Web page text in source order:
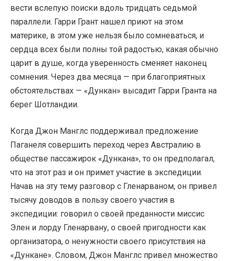
вести вслепую поиски вдоль тридцать седьмой
параллели. Гарри Грант нашел приют на этом
материке, в этом уже нельзя было сомневаться, и
сердца всех были полны той радостью, какая обычно
царит в душе, когда уверенность сменяет наконец
сомнения. Через два месяца — при благоприятных
обстоятельствах — «Дункан» высадит Гарри Гранта на
берег Шотландии.
Когда Джон Манглс поддерживал предложение
Паганеля совершить переход через Австралию в
обществе пассажирок «Дункана», то он предполагал,
что на этот раз и он примет участие в экспедиции.
Начав на эту тему разговор с Гленарваном, он привел
тысячу доводов в пользу своего участия в
экспедиции: говорил о своей преданности миссис
Элен и лорду Гленарвану, о своей пригодности как
организатора, о ненужности своего присутствия на
«Дункане». Словом, Джон Манглс привел множество